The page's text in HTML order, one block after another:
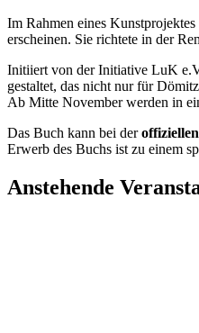
Im Rahmen eines Kunstprojektes
erscheinen. Sie richtete in der
Initiiert von der Initiative LuK
gestaltet, das nicht nur für
Ab Mitte November werden in
Das Buch kann bei der
Erwerb des Buchs ist zu einem
Anstehende